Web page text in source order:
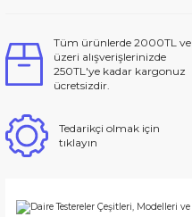
Tüm ürünlerde 2000TL ve
üzeri alışverişlerinizde
250TL'ye kadar kargonuz
ücretsizdir.
Tedarikçi olmak için
tıklayın